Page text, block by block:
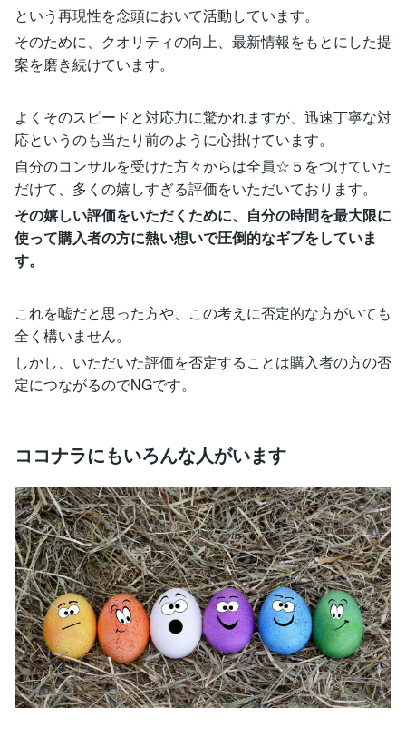
という再現性を念頭において活動しています。
そのために、クオリティの向上、最新情報をもとにした提
案を磨き続けています。
よくそのスピードと対応力に驚かれますが、迅速丁寧な対
応というのも当たり前のように心掛けています。
自分のコンサルを受けた方々からは全員☆５をつけていた
だけて、多くの嬉しすぎる評価をいただいております。
その嬉しい評価をいただくために、自分の時間を最大限に
使って購入者の方に熱い想いで圧倒的なギブをしていま
す。
これを嘘だと思った方や、この考えに否定的な方がいても
全く構いません。
しかし、いただいた評価を否定することは購入者の方の否
定につながるのでNGです。
ココナラにもいろんな人がいます